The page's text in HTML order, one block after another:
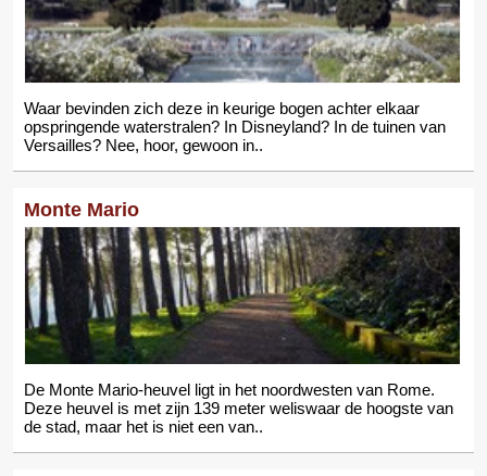
Waar bevinden zich deze in keurige bogen achter elkaar
opspringende waterstralen? In Disneyland? In de tuinen van
Versailles? Nee, hoor, gewoon in..
Monte Mario
De Monte Mario-heuvel ligt in het noordwesten van Rome.
Deze heuvel is met zijn 139 meter weliswaar de hoogste van
de stad, maar het is niet een van..